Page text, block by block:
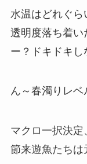
水温はどれぐ
透明度落ち着い
ー？ドキドキ
ん～春濁りレ
マクロ一択決
節来遊魚たちは